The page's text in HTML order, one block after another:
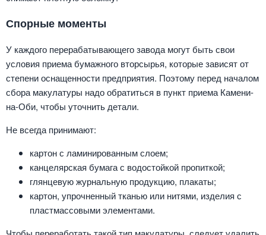
Спорные моменты
У каждого перерабатывающего завода могут быть свои
условия приема бумажного вторсырья, которые зависят от
степени оснащенности предприятия. Поэтому перед началом
сбора макулатуры надо обратиться в пункт приема Камени-
на-Оби, чтобы уточнить детали.
Не всегда принимают:
картон с ламинированным слоем;
канцелярская бумага с водостойкой пропиткой;
глянцевую журнальную продукцию, плакаты;
картон, упрочненный тканью или нитями, изделия с
пластмассовыми элементами.